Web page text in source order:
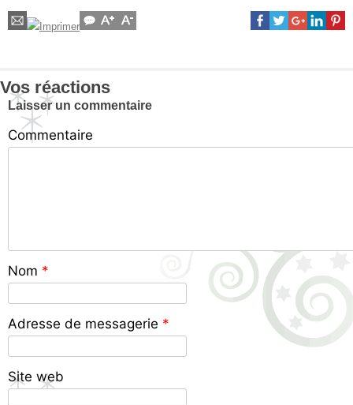
Vos réactions
Laisser un commentaire
Commentaire
Nom *
Adresse de messagerie *
Site web